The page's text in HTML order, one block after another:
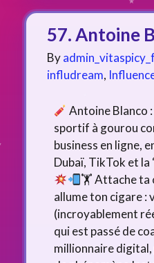
57. Antoine
By
infludream,
Antoine Blanco
sportif à gourou
business en ligne,
Dubaï, TikTok et la
🏋Attache ta
allume ton cigare :
(incroyablement
qui est passé de
millionnaire digital,